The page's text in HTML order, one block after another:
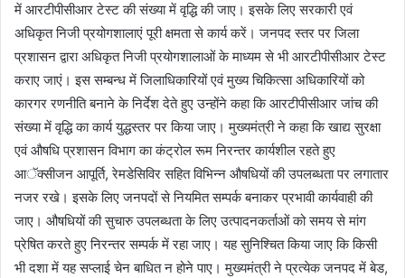
में आरटीपीसीआर टेस्ट की संख्या में वृद्धि की जाए। इसके लिए सरकारी एवं
अधिकृत निजी प्रयोगशालाएं पूरी क्षमता से कार्य करें। जनपद स्तर पर जिला
प्रशासन द्वारा अधिकृत निजी प्रयोगशालाओं के माध्यम से भी आरटीपीसीआर टेस्ट
कराए जाएं। इस सम्बन्ध में जिलाधिकारियों एवं मुख्य चिकित्सा अधिकारियों को
कारगर रणनीति बनाने के निर्देश देते हुए उन्होंने कहा कि आरटीपीसीआर जांच की
संख्या में वृद्धि का कार्य युद्धस्तर पर किया जाए। मुख्यमंत्री ने कहा कि खाद्य सुरक्षा
एवं औषधि प्रशासन विभाग का कंट्रोल रूम निरन्तर कार्यशील रहते हुए
आॅक्सीजन आपूर्ति, रेमडेसिविर सहित विभिन्न औषधियों की उपलब्धता पर लगातार
नजर रखे। इसके लिए जनपदों से नियमित सम्पर्क बनाकर प्रभावी कार्यवाही की
जाए। औषधियों की सुचारु उपलब्धता के लिए उत्पादनकर्ताओं को समय से मांग
प्रेषित करते हुए निरन्तर सम्पर्क में रहा जाए। यह सुनिश्चित किया जाए कि किसी
भी दशा में यह सप्लाई चेन बाधित न होने पाए। मुख्यमंत्री ने प्रत्येक जनपद में बेड,